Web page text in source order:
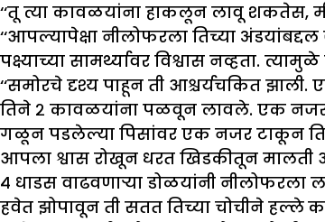
‘‘तू त्या कावळयांना हाकलून लावू शकतेस,
‘‘आपल्यापेक्षा नीलोफरला तिच्या
पक्ष्याच्या सामर्थ्यावर विश्वास नव्हता.
‘‘समोरचे दृश्य पाहून ती आश्चर्यचकित
तिने २ कावळयांना पळवून लावले. एक
गळून पडलेल्या पिसांवर एक नजर टाकून
आपला श्वास रोखून धरत खिडकीतून मालती
४ धाडस वाढवणाऱ्या डोळयांनी नीलोफरला
हवेत झोपावून ती सतत तिच्या चोचीने हल्ले